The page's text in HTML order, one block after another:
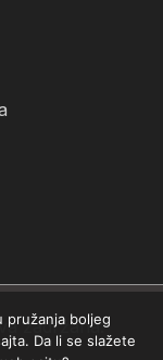
zadržana.
pružanja boljeg
Da li se slažete